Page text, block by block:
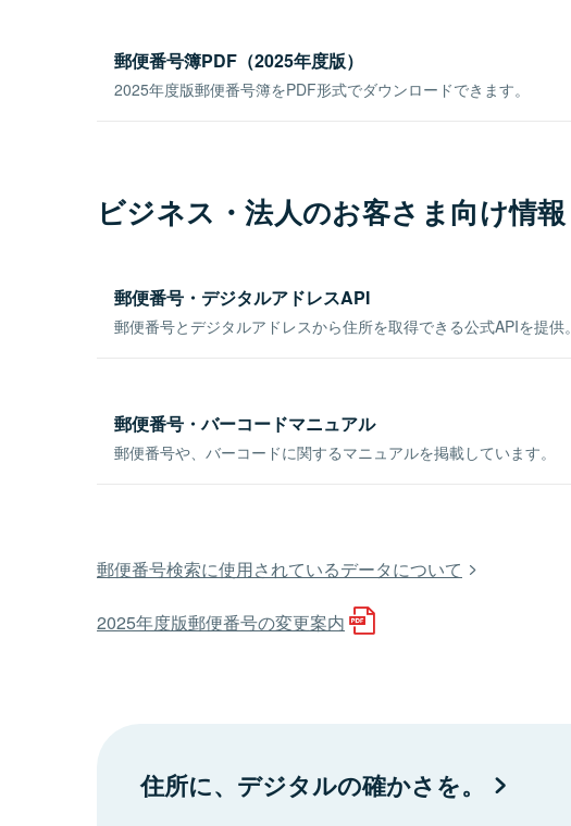
郵便番号簿PDF（2025年度版）
2025年度版郵便番号簿をPDF形式でダウンロードできます。
ビジネス・法人のお客さま向け情報
郵便番号・デジタルアドレスAPI
郵便番号とデジタルアドレスから住所を取得できる公式APIを提供。
郵便番号・バーコードマニュアル
郵便番号や、バーコードに関するマニュアルを掲載しています。
郵便番号検索に使用されているデータについて
2025年度版郵便番号の変更案内
住所に、デジタルの確かさを。